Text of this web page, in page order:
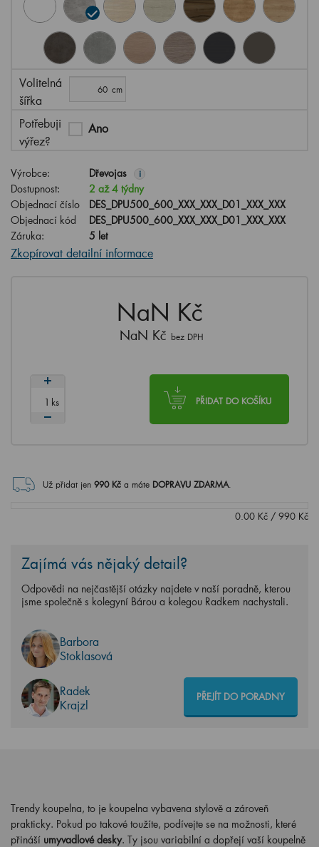
Volitelná
šířka
Potřebuji
výřez?
Ano
Výrobce: Dřevojas i
Dostupnost:
2 až 4 týdny
Objednací číslo
DES_DPU500_600_XXX_XXX_D01_XXX_XXX
Objednací kód
DES_DPU500_600_XXX_XXX_D01_XXX_XXX
Záruka:
5 let
Zkopírovat detailní informace
NaN Kč
NaN Kč bez DPH
PŘIDAT DO KOŠÍKU
ks
Už přidat jen 990Kč a máte DOPRAVU ZDARMA.
0.00 Kč / 990 Kč
Zajímá vás nějaký detail?
Odpovědi na nejčastější otázky najdete v naší poradně, kterou
jsme společně s kolegyní Bárou a kolegou Radkem nachystali.
Barbora
Stoklasová
Radek
Krajzl
PŘEJÍT DO PORADNY
Trendy koupelna, to je koupelna vybavena stylově a zároveň
prakticky. Pokud po takové toužíte, podívejte se na možnosti, které
přináší umyvadlové desky. Ty jsou variabilní a dopřejí vaší koupelně